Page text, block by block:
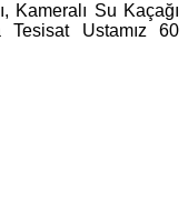
Kameralı Su Kaçağı
Tesisat Ustamız 60